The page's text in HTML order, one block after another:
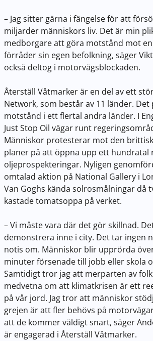
– Jag sitter gärna i fängelse för att
miljarder människors liv. Det är min
medborgare att göra motstånd mot
förråder sin egen befolkning, säger
också deltog i motorvägsblockaden.
Återställ Våtmarker är en del av ett
Network, som består av 11 länder.
motstånd i ett flertal andra länder. I
Just Stop Oil vägar runt
Människor protesterar mot den
planer på att öppna upp ett hundratal
oljeprospekteringar. Nyligen
omtalad aktion på National Gallery i
Van Goghs kända solrosmålningar då
kastade tomatsoppa på verket.
– Vi måste vara där det gör skillnad.
demonstrera inne i city. Det tar ingen
notis om. Människor blir upprörda
minuter försenade till jobb eller skola
Samtidigt tror jag att merparten av
medvetna om att klimatkrisen är ett
på vår jord. Jag tror att människor
grejen är att fler behövs på
att de kommer väldigt snart, säger
är engagerad i Återställ Våtmarker.